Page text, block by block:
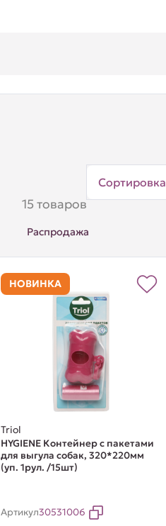
15 товаров
Сортировка
Распродажа
НОВИНКА
Triol
HYGIENE Контейнер с пакетами
для выгула собак, 320*220мм
(уп. 1рул. /15шт)
Артикул30531006